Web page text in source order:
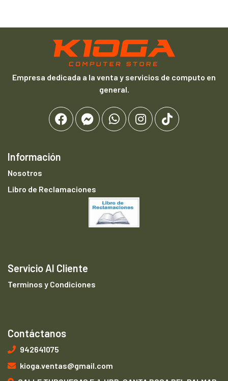
Empresa dedicada a la venta y servicios de computo en
general.
Información
Nosotros
Libro de Reclamaciones
Servicio Al Cliente
Terminos y Condiciones
Contáctanos
942641075
kioga.ventas@gmail.com